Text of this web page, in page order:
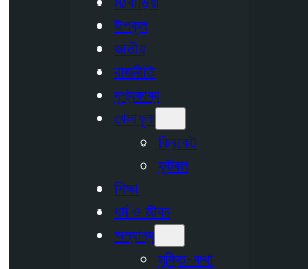
উপকূল
জাতীয়
রাজনীতি
দৃশ্যকাব্য
খেলাধুলা
ক্রিকেট
ফুটবল
শিক্ষা
ধর্ম ও জীবন
অন্যান্য
মুক্তি-কথা